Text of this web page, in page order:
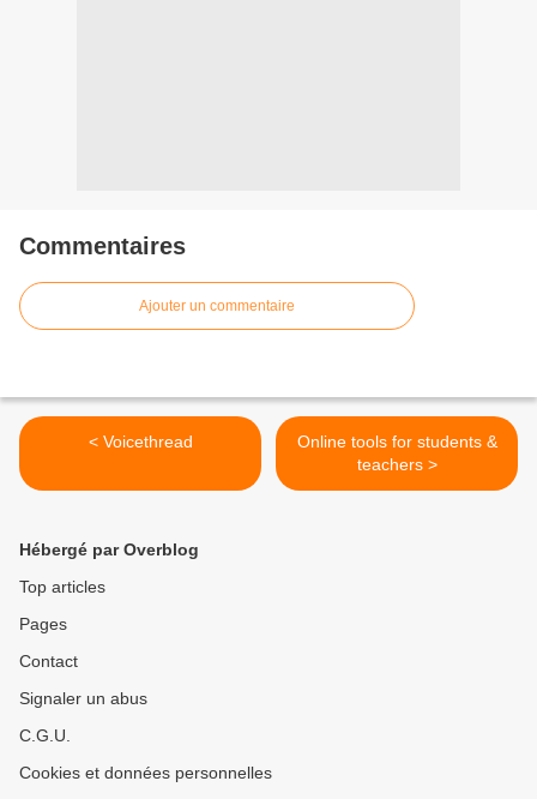
Commentaires
Ajouter un commentaire
< Voicethread
Online tools for students &
teachers >
Hébergé par Overblog
Top articles
Pages
Contact
Signaler un abus
C.G.U.
Cookies et données personnelles